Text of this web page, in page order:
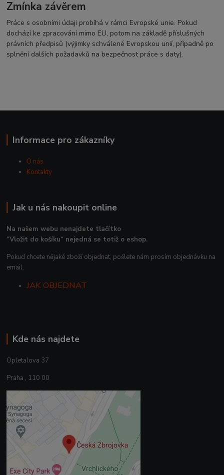
Zmínka závěrem
Práce s osobními údaji probíhá v rámci Evropské unie. Pokud
dochází ke zpracování mimo EU, potom na základě příslušných
právních předpisů (výjimky schválené Evropskou unií, případně po
splnění dalších požadavků na bezpečnost práce s daty).
Informace pro zákazníky
O nás
Kontakty
Jak u nás nakoupit online
Na našem webu nenajdete tlačítko
“Vložit do košíku“ nejedná se totiž o eshop.
Pokud chcete nějaké zboží objednat, pošlete nám prosím objednávku na
email.
JAK OBJEDNAT
Kde nás najdete
Opletalova 37
Praha , 110 00